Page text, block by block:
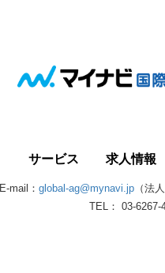
サービス 求人情報
E-mail： global-ag@mynavi.jp（法
TEL： 03-